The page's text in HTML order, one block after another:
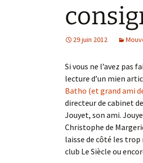
29 juin 2012
Si vous ne l’avez pas
lecture d’un mien
Batho (et grand ami
directeur de cabinet
Jouyet, son ami.
Christophe de
laisse de côté les trop
club Le Siècle ou